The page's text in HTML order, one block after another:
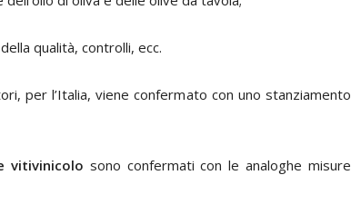
qualità, controlli, ecc.
per l’Italia, viene confermato con uno stanziamento
vitivinicolo sono confermati con le analoghe misure